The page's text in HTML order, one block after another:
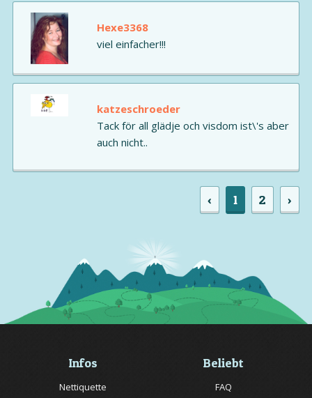
Hexe3368
viel einfacher!!!
katzeschroeder
Tack för all glädje och visdom ist\'s aber
auch nicht..
‹ 1 2 ›
Infos
Nettiquette
Beliebt
FAQ